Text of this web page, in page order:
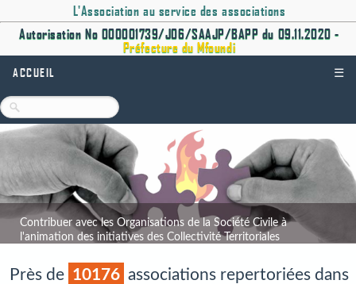
L'Association au service des associations
Autorisation No 000001739/J06/SAAJP/BAPP du 09.11.2020 -
Préfecture du Mfoundi
ACCUEIL ☰
Contribuer avec les Organisations de la Société Civile à
l'animation des initiatives des Collectivité Territoriales
Près de 10176 associations repertoriées dans